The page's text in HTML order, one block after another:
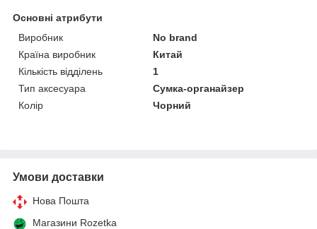
Основні атрибути
Виробник
No brand
Країна виробник
Китай
Кількість відділень
1
Тип аксесуара
Сумка-органайзер
Колір
Чорний
Умови доставки
Нова Пошта
Магазини Rozetka